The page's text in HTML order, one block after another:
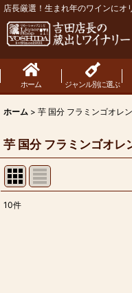
店長厳選！生まれ年のワインにオ
ホーム ジャンル別に選ぶ
ホーム > 芋 国分 フラミンゴオレ
芋 国分 フラミンゴオレ
10件